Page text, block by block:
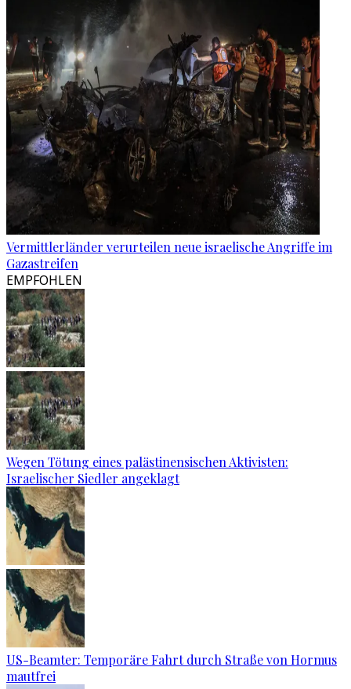
Vermittlerländer verurteilen neue israelische Angriffe im
Gazastreifen
EMPFOHLEN
Wegen Tötung eines palästinensischen Aktivisten:
Israelischer Siedler angeklagt
US-Beamter: Temporäre Fahrt durch Straße von Hormus
mautfrei